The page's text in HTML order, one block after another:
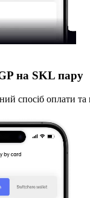
на SKL пару
спосіб оплати та